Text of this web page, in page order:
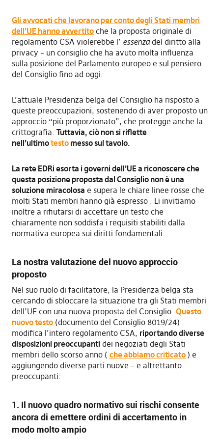
Gli avvocati che lavorano per conto degli Stati membri
dell’UE hanno avvertitoche la proposta originale di
regolamento CSA violerebbe l’ essenzadel diritto alla
privacy – un consiglio che ha avuto molta influenza
sulla posizione del Parlamento europeo e sul pensiero
del Consiglio fino ad oggi.
L’attuale Presidenza belga del Consiglio ha risposto a
queste preoccupazioni, sostenendo di aver proposto un
approccio “più proporzionato”, che protegge anche la
crittografia. Tuttavia, ciò non si riflette
nell’ultimotestomesso sul tavolo.
La rete EDRi esorta i governi dell’UE a riconoscere che
questa posizione proposta dal Consiglio non è una
soluzione miracolosa e supera le chiare linee rosse che
molti Stati membri hanno già espresso . Li invitiamo
inoltre a rifiutarsi di accettare un testo che
chiaramente non soddisfa i requisiti stabiliti dalla
normativa europea sui diritti fondamentali.
La nostra valutazione del nuovo approccio
proposto
Nel suo ruolo di facilitatore, la Presidenza belga sta
cercando di sbloccare la situazione tra gli Stati membri
dell’UE con una nuova proposta del Consiglio. Questo
nuovo testo(documento del Consiglio 8019/24)
modifica l’intero regolamento CSA, riportando diverse
disposizioni preoccupanti dei negoziati degli Stati
membri dello scorso anno ( che abbiamo criticato) e
aggiungendo diverse parti nuove – e altrettanto
preoccupanti:
1. Il nuovo quadro normativo sui rischi consente
ancora di emettere ordini di accertamento in
modo molto ampio